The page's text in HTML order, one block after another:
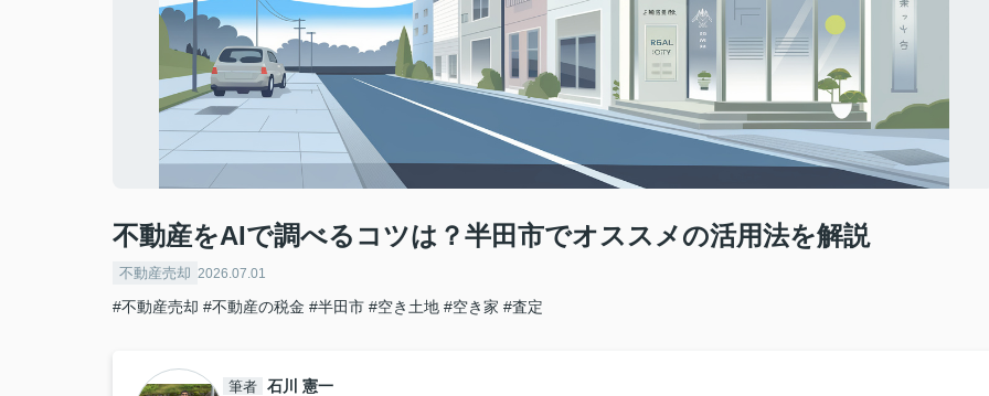
不動産をAIで調べるコツは？半田市でオススメの活用法を解説
不動産売却 2026.07.01
#不動産売却 #不動産の税金 #半田市 #空き土地 #空き家 #査定
筆者 石川 憲一